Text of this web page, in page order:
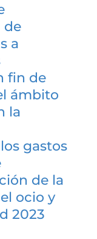
de
a
fin de
ámbito
la
gastos
de la
ocio y
2023